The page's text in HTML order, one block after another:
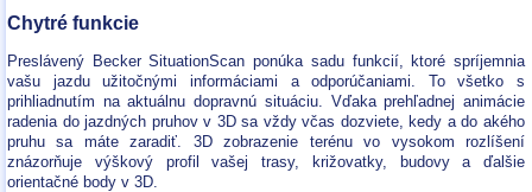
Chytré funkcie
Preslávený Becker SituationScan ponúka sadu funkcií, ktoré spríjemnia
vašu jazdu užitočnými informáciami a odporúčaniami. To všetko s
prihliadnutím na aktuálnu dopravnú situáciu. Vďaka prehľadnej animácie
radenia do jazdných pruhov v 3D sa vždy včas dozviete, kedy a do akého
pruhu sa máte zaradiť. 3D zobrazenie terénu vo vysokom rozlíšení
znázorňuje výškový profil vašej trasy, križovatky, budovy a ďalšie
orientačné body v 3D.